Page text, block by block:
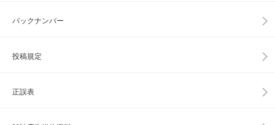
バックナンバー
投稿規定
正誤表